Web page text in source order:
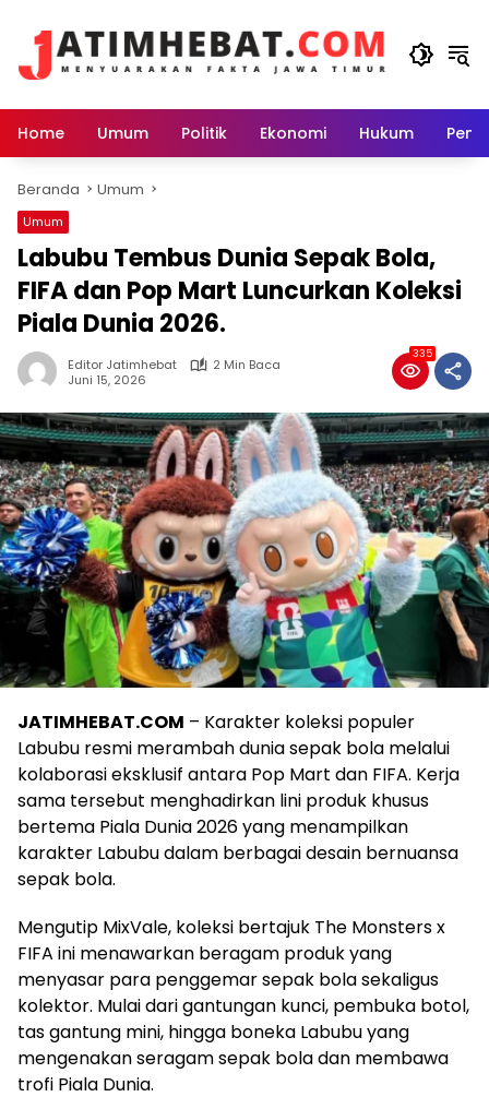
Home Umum Politik Ekonomi Hukum
Beranda Umum
Umum
Labubu Tembus Dunia Sepak Bola,
FIFA dan Pop Mart Luncurkan Koleksi
Piala Dunia 2026.
Editor Jatimhebat
2 Min Baca
Juni 15, 2026
335
JATIMHEBAT.COM – Karakter koleksi populer
Labubu resmi merambah dunia sepak bola melalui
kolaborasi eksklusif antara Pop Mart dan FIFA. Kerja
sama tersebut menghadirkan lini produk khusus
bertema Piala Dunia 2026 yang menampilkan
karakter Labubu dalam berbagai desain bernuansa
sepak bola.
Mengutip MixVale, koleksi bertajuk The Monsters x
FIFA ini menawarkan beragam produk yang
menyasar para penggemar sepak bola sekaligus
kolektor. Mulai dari gantungan kunci, pembuka botol,
tas gantung mini, hingga boneka Labubu yang
mengenakan seragam sepak bola dan membawa
trofi Piala Dunia.